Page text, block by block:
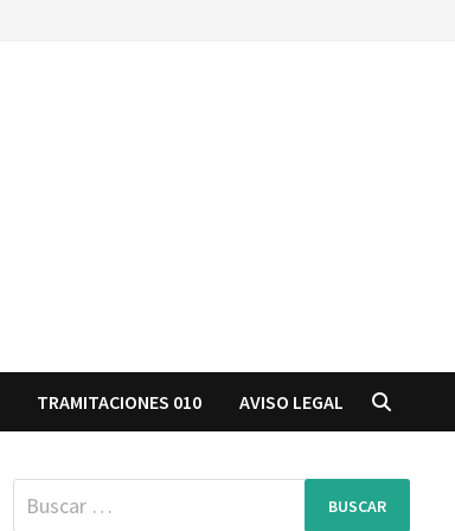
TRAMITACIONES 010 AVISO LEGAL
Buscar: